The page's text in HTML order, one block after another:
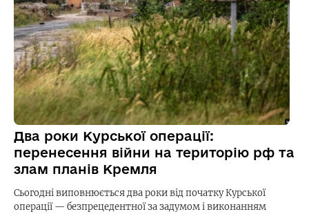
Два роки Курської операції:
перенесення війни на територію рф та
злам планів Кремля
Сьогодні виповнюється два роки від початку Курської
операції — безпрецедентної за задумом і виконанням